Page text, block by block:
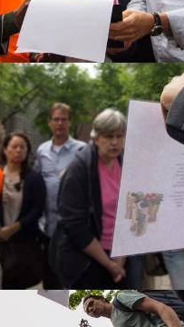
RESERVEREN
heb een vraag over dit uitje
kiezen?
versie